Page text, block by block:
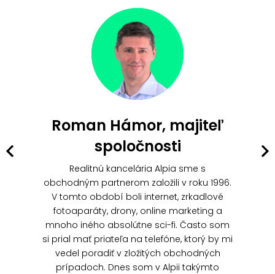
Roman Hámor, majiteľ
spoločnosti
Realitnú kancelária Alpia sme s
obchodným partnerom založili v roku 1996.
V tomto období boli internet, zrkadlové
fotoaparáty, drony, online marketing a
mnoho iného absolútne sci-fi. Často som
si prial mať priateľa na telefóne, ktorý by mi
vedel poradiť v zložitých obchodných
prípadoch. Dnes som v Alpii takýmto